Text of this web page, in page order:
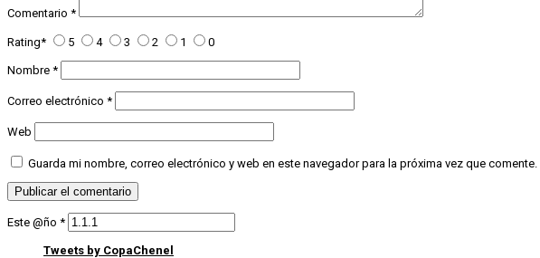
Comentario *
Rating* 5 4 3 2 1 0
Nombre *
Correo electrónico *
Web
Guarda mi nombre, correo electrónico y web en este navegador para la próxima vez que comente.
Este @ño *
Tweets by CopaChenel